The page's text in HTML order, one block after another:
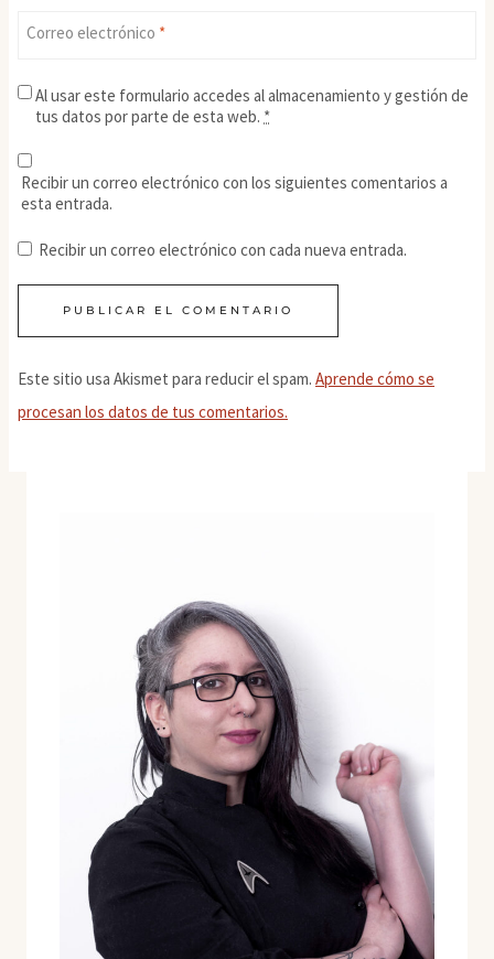
Correo electrónico *
Al usar este formulario accedes al almacenamiento y gestión de
tus datos por parte de esta web. *
Recibir un correo electrónico con los siguientes comentarios a
esta entrada.
Recibir un correo electrónico con cada nueva entrada.
Este sitio usa Akismet para reducir el spam. Aprende cómo se
procesan los datos de tus comentarios.